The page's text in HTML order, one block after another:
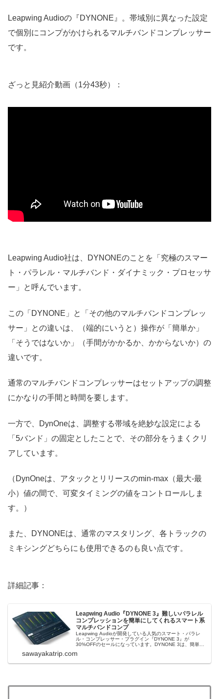
Leapwing Audioの『DYNONE』。帯域別に異なった設定
で個別にコンプがかけられるマルチバンドコンプレッサー
です。
ざっと見紹介動画（1分43秒）：
Leapwing Audio社は、DYNONEのことを「究極のスマー
ト・パラレル・マルチバンド・ダイナミック・プロセッサ
ー」と呼んでいます。
この「DYNONE」と「その他のマルチバンドコンプレッ
サー」との違いは、（端的にいうと）操作が「簡単か」
「そうではないか」（手間がかかるか、かからないか）の
違いです。
通常のマルチバンドコンプレッサーはセットアップの調整
にかなりの手間と時間を要します。
一方で、DynOneは、調整する帯域を絶妙な設定による
「5バンド」の固定としたことで、その部分をうまくクリ
アしています。
（DynOneは、アタックとリリースのmin-max（最大-最
小）値の間で、可変タイミングの値をコントロールしま
す。）
また、DYNONEは、通常のマスタリング、各トラックの
ミキシングどちらにも使用できるのも良い点です。
詳細記事：
Leapwing Audio『DYNONE 3』難しいパラレル
コンプレッションを簡単にしてくれるスマート系
マルチバンドコンプ
Leapwing Audioが開発している人気のスマート・パラレ
ル・コンプレッサー・プラグイン『DYNONE 3』が
30%OFFのセールになっています。DYNONE 3は、簡単な
る優れたコンプレッサー・プラグインです。（「通常のマ
sawayakatrip.com